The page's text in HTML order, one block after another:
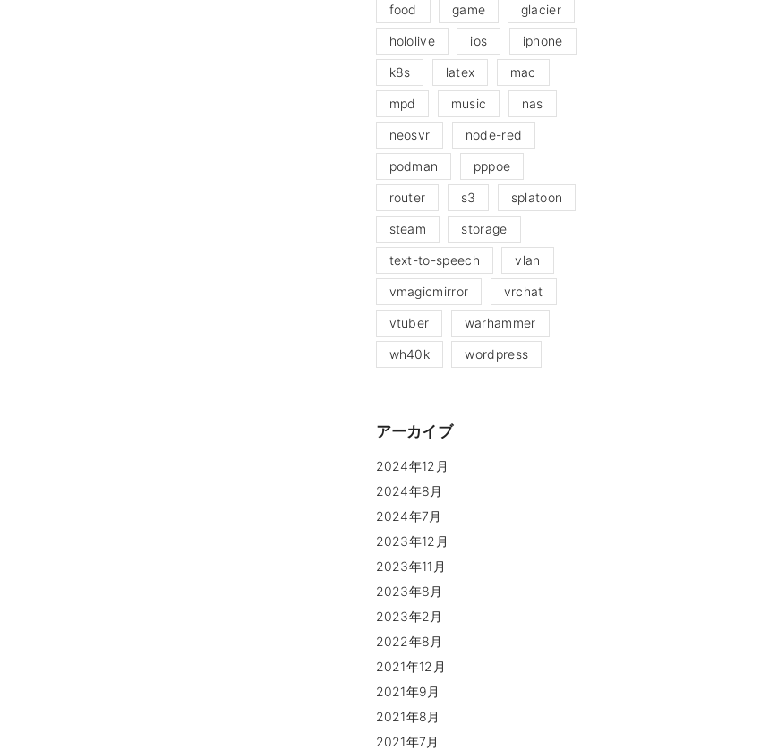
food game glacier
hololive ios iphone
k8s latex mac
mpd music nas
neosvr node-red
podman pppoe
router s3 splatoon
steam storage
text-to-speech vlan
vmagicmirror vrchat
vtuber warhammer
wh40k wordpress
アーカイブ
2024年12月
2024年8月
2024年7月
2023年12月
2023年11月
2023年8月
2023年2月
2022年8月
2021年12月
2021年9月
2021年8月
2021年7月